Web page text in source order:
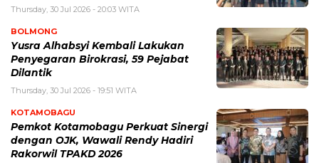
Thursday, 30 Jul 2026 - 20:03 WITA
BOLMONG
Yusra Alhabsyi Kembali Lakukan
Penyegaran Birokrasi, 59 Pejabat
Dilantik
Thursday, 30 Jul 2026 - 19:51 WITA
KOTAMOBAGU
Pemkot Kotamobagu Perkuat Sinergi
dengan OJK, Wawali Rendy Hadiri
Rakorwil TPAKD 2026